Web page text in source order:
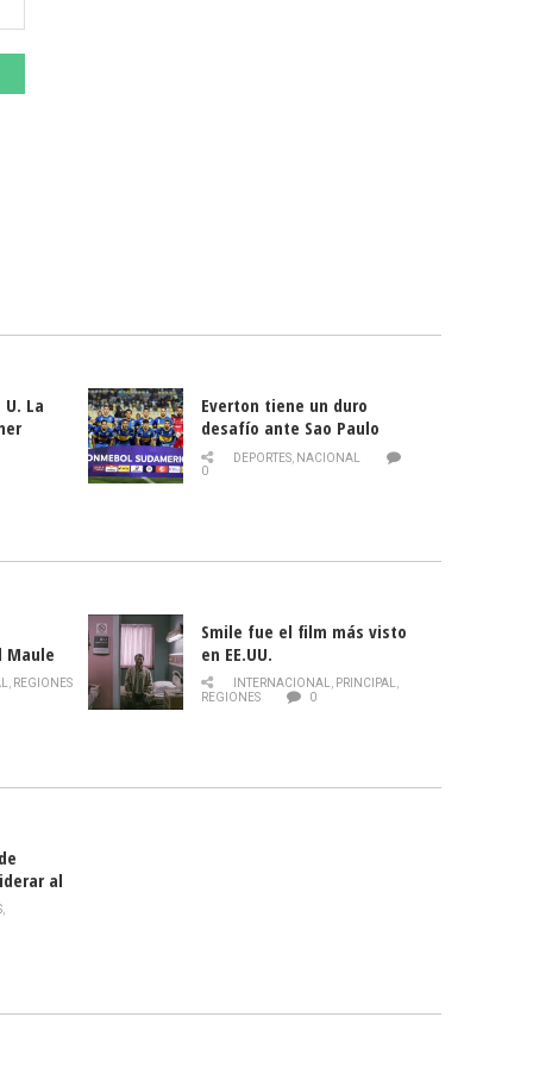
La
Everton tiene un duro
desafío ante Sao Paulo
DEPORTES, NACIONAL
0
Maule
de la
, REGIONES
Smile fue el film más visto
en EE.UU.
INTERNACIONAL, PRINCIPAL,
REGIONES
0
al
,